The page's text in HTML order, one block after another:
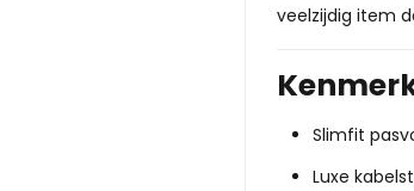
veelzijdig item
Slimfit
Luxe